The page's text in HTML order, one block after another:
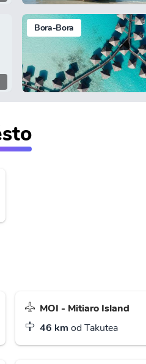
Bora-Bora
MOI - Mitiaro Island
46 km od Takutea